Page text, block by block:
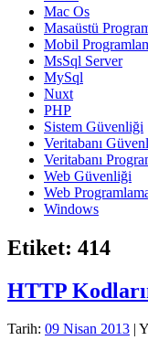
Mac Os
Masaüstü
Mobil
MsSql Server
MySql
Nuxt
PHP
Sistem Güvenliği
Veritabanı
Veritabanı
Web Güvenliği
Web
Windows
Etiket: 414
HTTP
Tarih: 09 Nisan 2013 |